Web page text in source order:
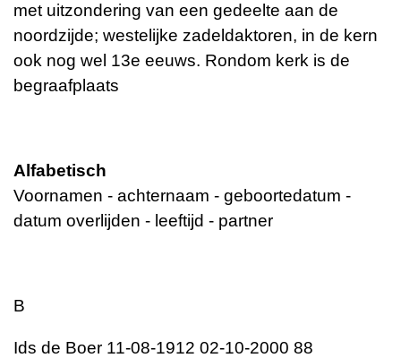
met uitzondering van een gedeelte aan de
noordzijde; westelijke zadeldaktoren, in de kern
ook nog wel 13e eeuws. Rondom kerk is de
begraafplaats
Alfabetisch
Voornamen - achternaam - geboortedatum -
datum overlijden - leeftijd - partner
B
Ids de Boer 11-08-1912 02-10-2000 88